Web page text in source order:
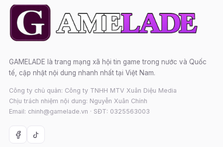
GAMELADE là trang mạng xã hội tin game trong nước và Quốc
tế, cập nhật nội dung nhanh nhất tại Việt Nam.
Công ty chủ quản: Công ty TNHH MTV Xuân Diệu Media
Chịu trách nhiệm nội dung: Nguyễn Xuân Chính
Email: chinh@gamelade.vn · SĐT: 0325563003